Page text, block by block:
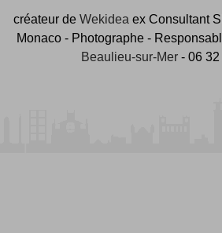
créateur de Wekidea ex Consultant
Monaco - Photographe -
Beaulieu-sur-Mer - 06